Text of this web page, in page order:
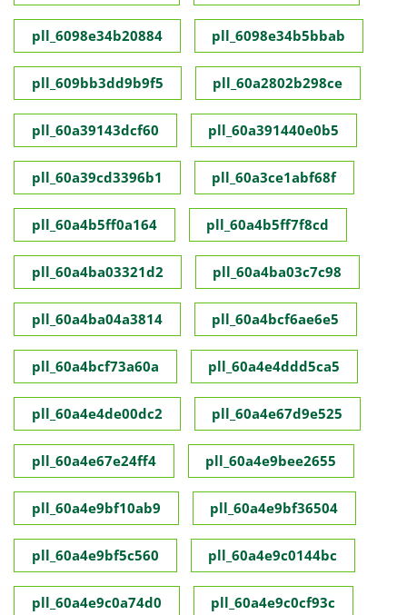
pll_6098e34b20884 pll_6098e34b5bbab
pll_609bb3dd9b9f5 pll_60a2802b298ce
pll_60a39143dcf60 pll_60a391440e0b5
pll_60a39cd3396b1 pll_60a3ce1abf68f
pll_60a4b5ff0a164 pll_60a4b5ff7f8cd
pll_60a4ba03321d2 pll_60a4ba03c7c98
pll_60a4ba04a3814 pll_60a4bcf6ae6e5
pll_60a4bcf73a60a pll_60a4e4ddd5ca5
pll_60a4e4de00dc2 pll_60a4e67d9e525
pll_60a4e67e24ff4 pll_60a4e9bee2655
pll_60a4e9bf10ab9 pll_60a4e9bf36504
pll_60a4e9bf5c560 pll_60a4e9c0144bc
pll_60a4e9c0a74d0 pll_60a4e9c0cf93c